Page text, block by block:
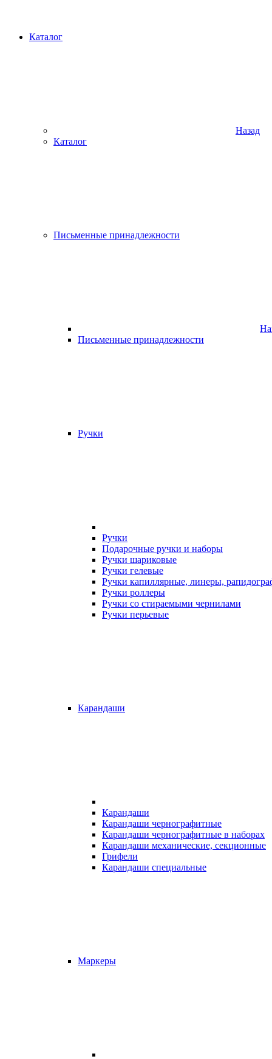
Каталог
Назад
Каталог
Письменные принадлежности
Письменные принадлежности
Ручки
Ручки
Подарочные ручки и наборы
Ручки шариковые
Ручки гелевые
Ручки капиллярные, линеры,
Ручки роллеры
Ручки со стираемыми чернилами
Ручки перьевые
Карандаши
Карандаши
Карандаши чернографитные
Карандаши чернографитные в наборах
Карандаши механические, секционные
Грифели
Карандаши специальные
Маркеры